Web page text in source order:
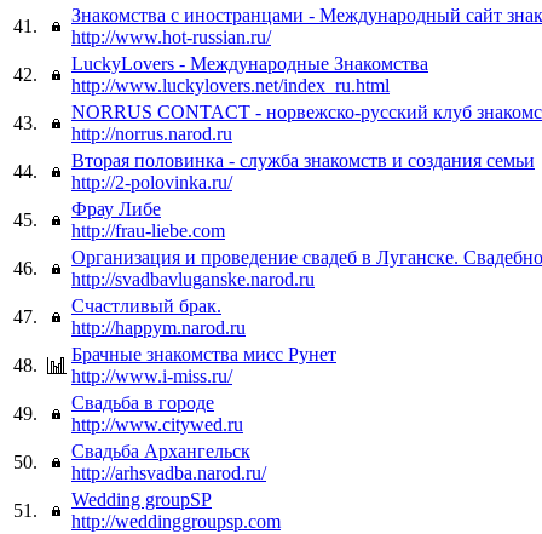
41.
Знакомства с иностранцами - Международный сайт
http://www.hot-russian.ru/
42.
LuckyLovers - Международные Знакомства
http://www.luckylovers.net/index_ru.html
43.
NORRUS CONTACT - норвежско-русский клуб
http://norrus.narod.ru
44.
Вторая половинка - служба знакомств и создания семьи
http://2-polovinka.ru/
45.
Фрау Либе
http://frau-liebe.com
46.
Организация и проведение свадеб в Луганске.
http://svadbavluganske.narod.ru
47.
Счастливый брак.
http://happym.narod.ru
48.
Брачные знакомства мисс Рунет
http://www.i-miss.ru/
49.
Свадьба в городе
http://www.citywed.ru
50.
Свадьба Архангельск
http://arhsvadba.narod.ru/
51.
Wedding groupSP
http://weddinggroupsp.com